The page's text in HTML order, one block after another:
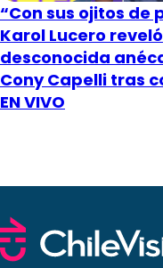
“Con sus ojitos de
Karol Lucero reveló
desconocida
Cony Capelli tras
EN VIVO